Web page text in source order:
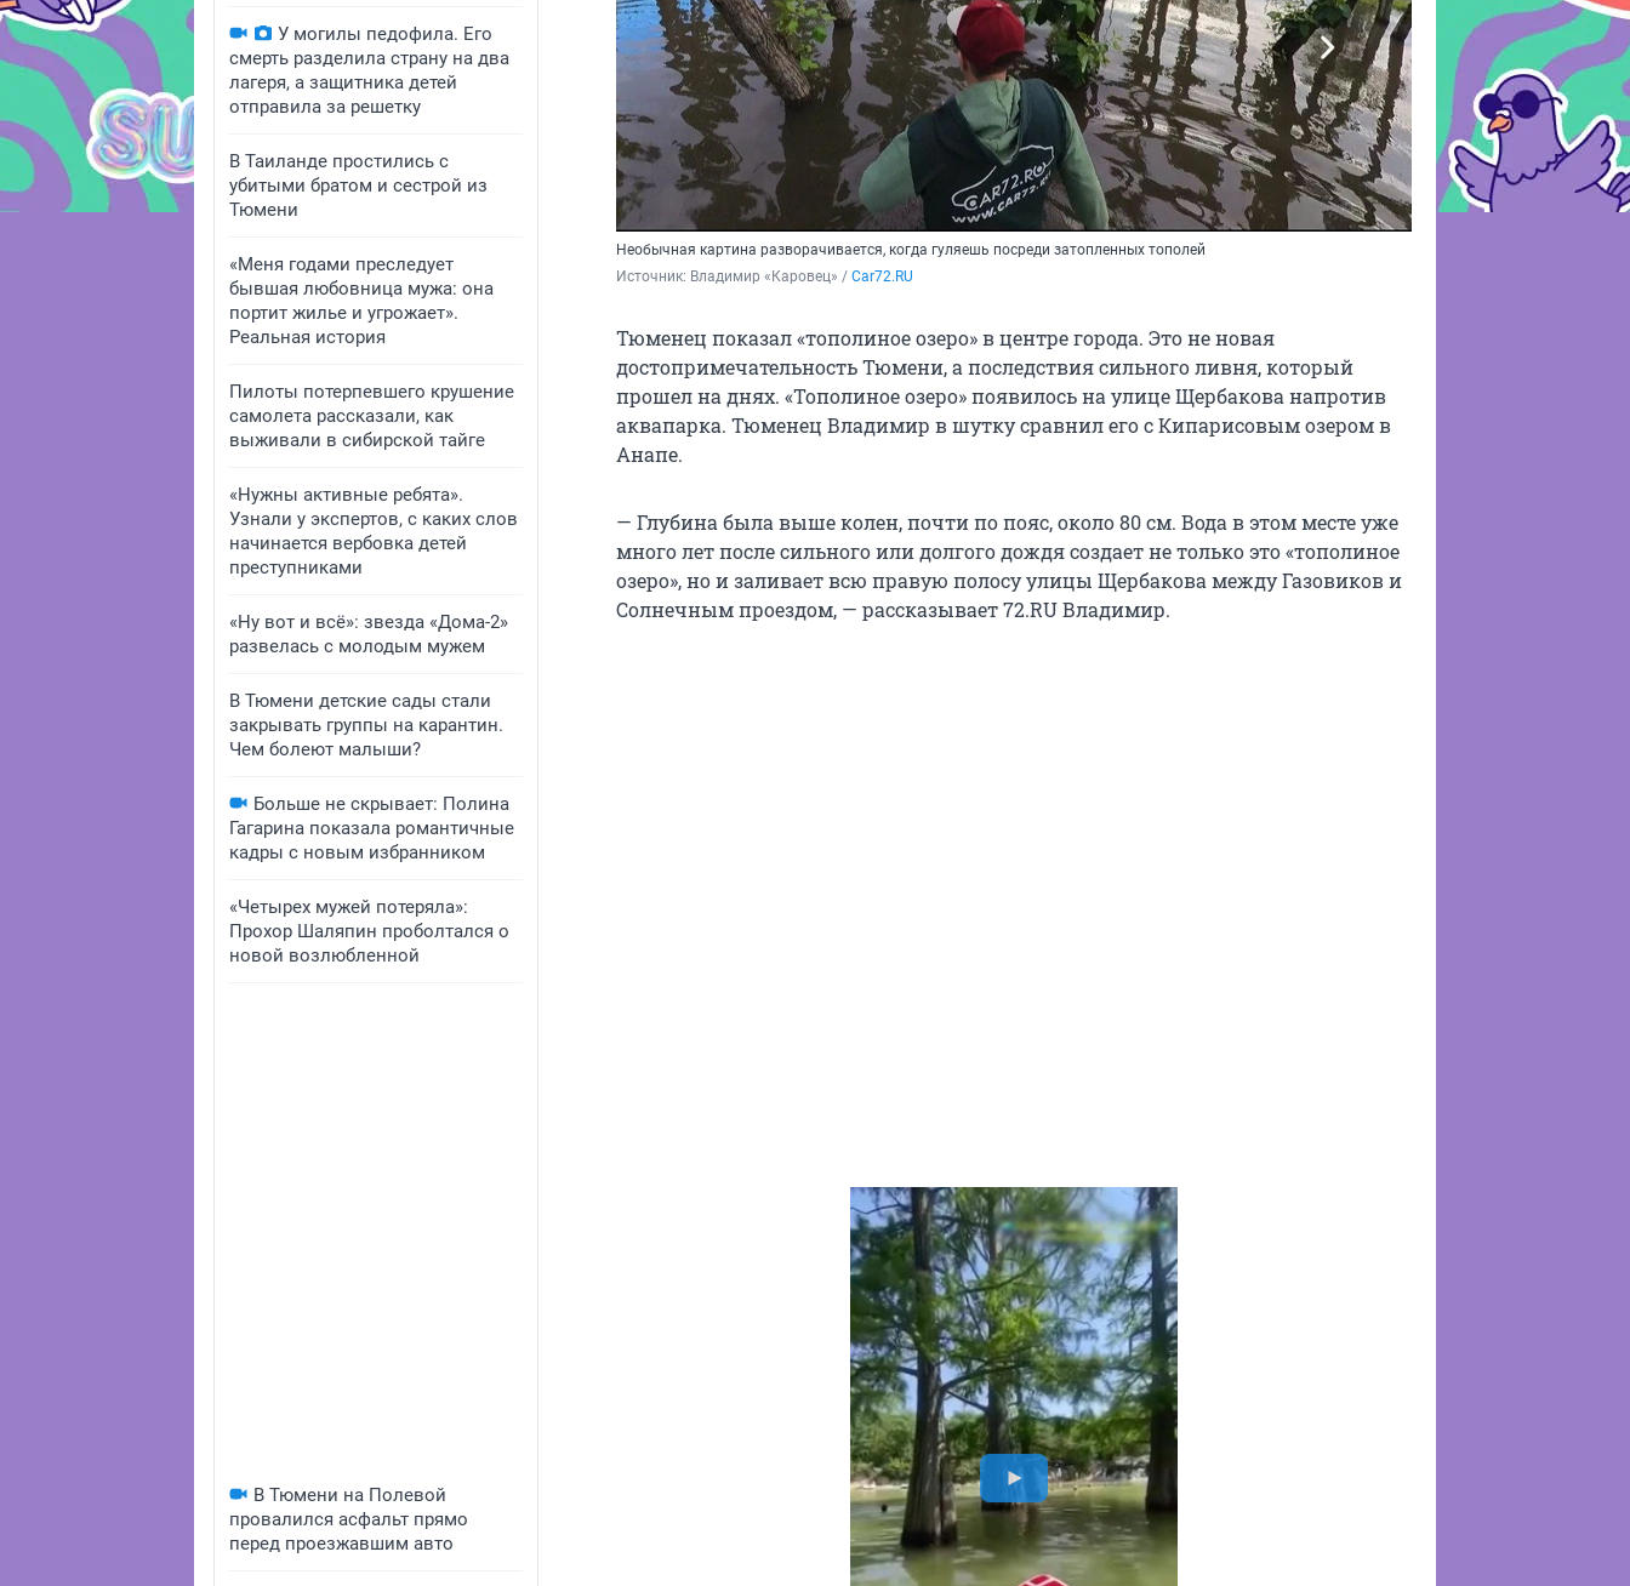
У могилы педофила. Его
смерть разделила страну на два
лагеря, а защитника детей
отправила за решетку
В Таиланде простились с
убитыми братом и сестрой из
Тюмени
«Меня годами преследует
бывшая любовница мужа: она
портит жилье и угрожает».
Реальная история
Пилоты потерпевшего крушение
самолета рассказали, как
выживали в сибирской тайге
«Нужны активные ребята».
Узнали у экспертов, с каких слов
начинается вербовка детей
преступниками
«Ну вот и всё»: звезда «Дома-2»
развелась с молодым мужем
В Тюмени детские сады стали
закрывать группы на карантин.
Чем болеют малыши?
Больше не скрывает: Полина
Гагарина показала романтичные
кадры с новым избранником
«Четырех мужей потеряла»:
Прохор Шаляпин проболтался о
новой возлюбленной
В Тюмени на Полевой
провалился асфальт прямо
перед проезжавшим авто
Необычная картина разворачивается, когда гуляешь посреди затопленных тополей
Источник: Владимир «Каровец» / Car72.RU
Тюменец показал «тополиное озеро» в центре города. Это не новая
достопримечательность Тюмени, а последствия сильного ливня, который
прошел на днях. «Тополиное озеро» появилось на улице Щербакова напротив
аквапарка. Тюменец Владимир в шутку сравнил его с Кипарисовым озером в
Анапе.
— Глубина была выше колен, почти по пояс, около 80 см. Вода в этом месте уже
много лет после сильного или долгого дождя создает не только это «тополиное
озеро», но и заливает всю правую полосу улицы Щербакова между Газовиков и
Солнечным проездом, — рассказывает 72.RU Владимир.